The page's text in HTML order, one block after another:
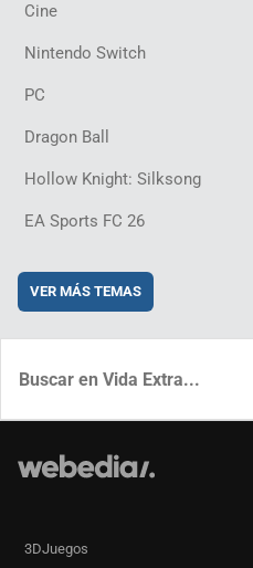
Cine
Nintendo Switch
PC
Dragon Ball
Hollow Knight: Silksong
EA Sports FC 26
VER MÁS TEMAS
3DJuegos